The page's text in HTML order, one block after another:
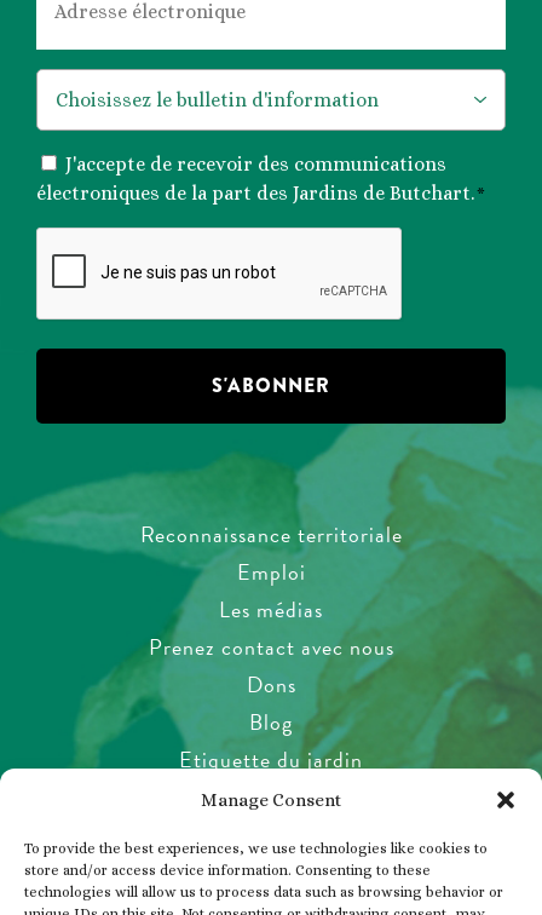
Manage Consent
To provide the best experiences, we use technologies like cookies to
store and/or access device information. Consenting to these
technologies will allow us to process data such as browsing behavior or
CONSENTEMENT
*
J'accepte de recevoir des communications
électroniques de la part des Jardins de Butchart.*
Reconnaissance territoriale
Emploi
Les médias
Prenez contact avec nous
Dons
Blog
Etiquette du jardin
Santé et sécurité
Politique relative aux animaux de
compagnie
Politique de confidentialité